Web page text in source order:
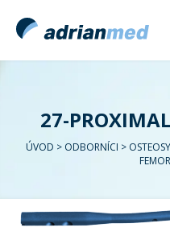
27-
ÚVOD > ODBORNÍCI >